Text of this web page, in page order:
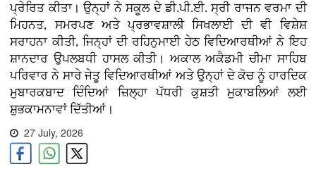
ਪ੍ਰੇਰਿਤ ਕੀਤਾ। ਉਨ੍ਹਾਂ ਨੇ ਸਕੂਲ ਦੇ ਡੀ.ਪੀ.ਈ. ਸ੍ਰੀ ਰਾਜਨ ਵਰਮਾ ਦੀ
ਮਿਹਨਤ, ਸਮਰਪਣ ਅਤੇ ਪ੍ਰਭਾਵਸ਼ਾਲੀ ਸਿਖਲਾਈ ਦੀ ਵੀ ਵਿਸ਼ੇਸ਼
ਸਰਾਹਨਾ ਕੀਤੀ, ਜਿਨ੍ਹਾਂ ਦੀ ਰਹਿਨੁਮਾਈ ਹੇਠ ਵਿਦਿਆਰਥੀਆਂ ਨੇ ਇਹ
ਸ਼ਾਨਦਾਰ ਉਪਲਬਧੀ ਹਾਸਲ ਕੀਤੀ। ਅਕਾਲ ਅਕੈਡਮੀ ਚੀਮਾ ਸਾਹਿਬ
ਪਰਿਵਾਰ ਨੇ ਸਾਰੇ ਜੇਤੂ ਵਿਦਿਆਰਥੀਆਂ ਅਤੇ ਉਨ੍ਹਾਂ ਦੇ ਕੋਚ ਨੂੰ ਹਾਰਦਿਕ
ਮੁਬਾਰਕਬਾਦ ਦਿੰਦਿਆਂ ਜ਼ਿਲ੍ਹਾ ਪੱਧਰੀ ਕੁਸ਼ਤੀ ਮੁਕਾਬਲਿਆਂ ਲਈ
ਸ਼ੁਭਕਾਮਨਾਵਾਂ ਦਿੱਤੀਆਂ।
27 July, 2026